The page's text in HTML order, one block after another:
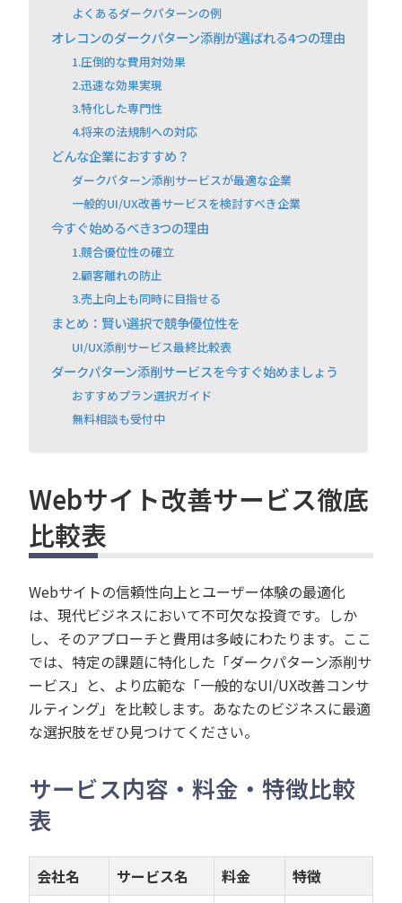
よくあるダークパターンの例
オレコンのダークパターン添削が選ばれる4つの理由
1.圧倒的な費用対効果
2.迅速な効果実現
3.特化した専門性
4.将来の法規制への対応
どんな企業におすすめ？
ダークパターン添削サービスが最適な企業
一般的UI/UX改善サービスを検討すべき企業
今すぐ始めるべき3つの理由
1.競合優位性の確立
2.顧客離れの防止
3.売上向上も同時に目指せる
まとめ：賢い選択で競争優位性を
UI/UX添削サービス最終比較表
ダークパターン添削サービスを今すぐ始めましょう
おすすめプラン選択ガイド
無料相談も受付中
Webサイト改善サービス徹底
比較表
Webサイトの信頼性向上とユーザー体験の最適化
は、現代ビジネスにおいて不可欠な投資です。しか
し、そのアプローチと費用は多岐にわたります。ここ
では、特定の課題に特化した「ダークパターン添削サ
ービス」と、より広範な「一般的なUI/UX改善コンサ
ルティング」を比較します。あなたのビジネスに最適
な選択肢をぜひ見つけてください。
サービス内容・料金・特徴比較
表
会社名 サービス名 料金 特徴